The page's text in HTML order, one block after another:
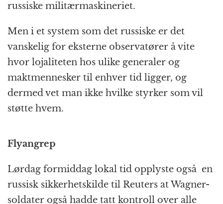
russiske militærmaskineriet.
Men i et system som det russiske er det
vanskelig for eksterne observatører å vite
hvor lojaliteten hos ulike generaler og
maktmennesker til enhver tid ligger, og
dermed vet man ikke hvilke styrker som vil
støtte hvem.
Flyangrep
Lørdag formiddag lokal tid opplyste også en
russisk sikkerhetskilde til Reuters at Wagner-
soldater også hadde tatt kontroll over alle